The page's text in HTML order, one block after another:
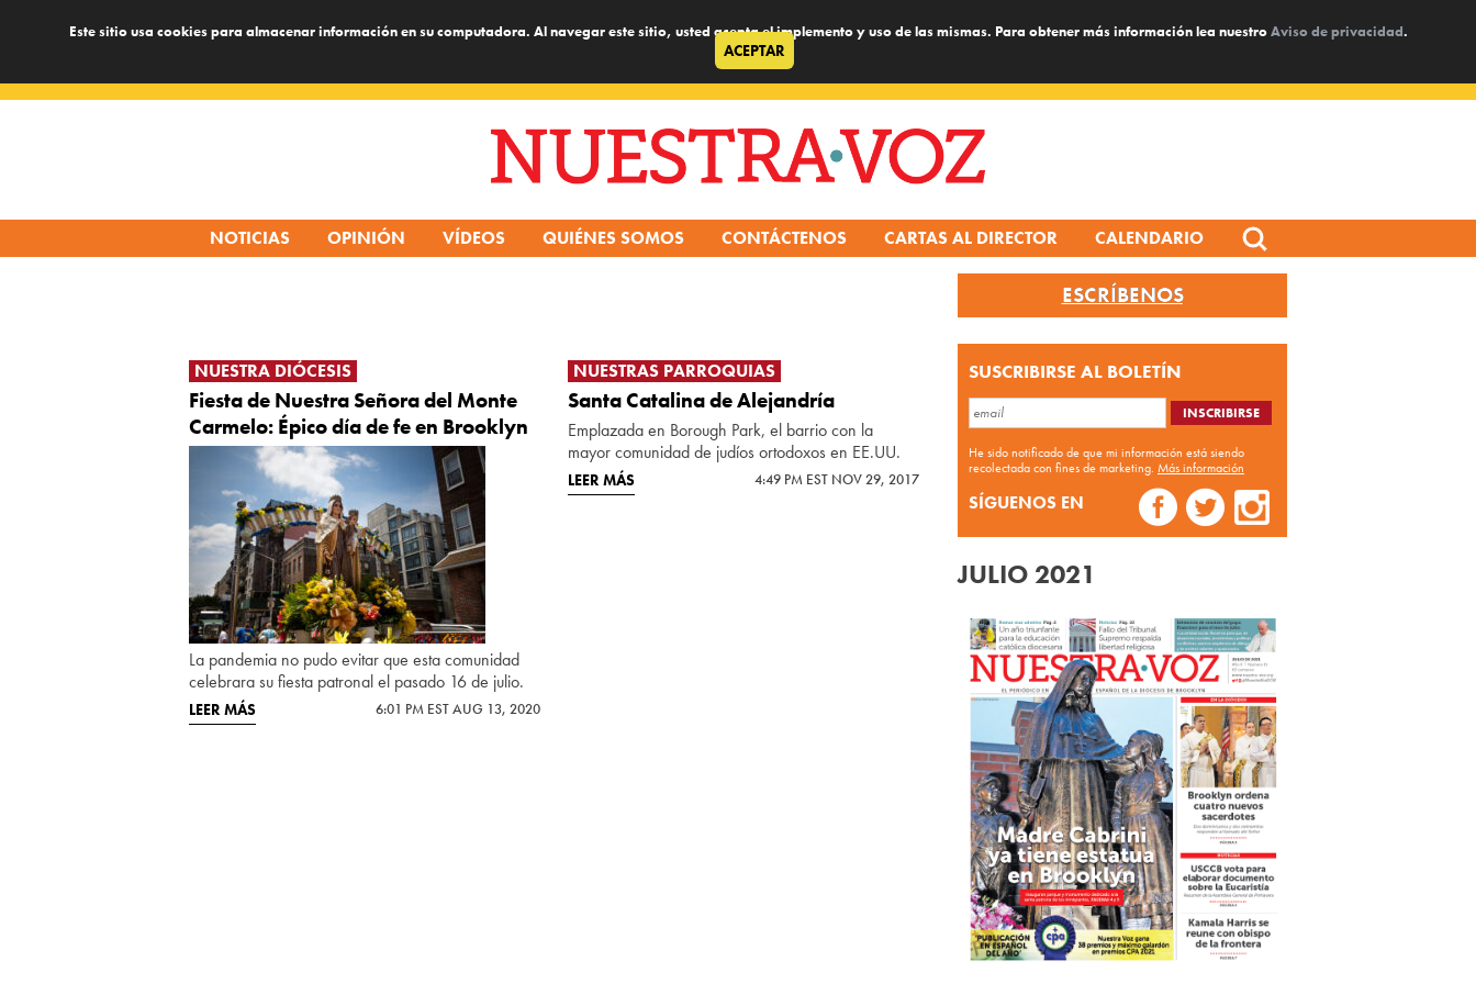
Este sitio usa cookies para almacenar información en su computadora. Al navegar este sitio, usted acepta el implemento y uso de las mismas. Para obtener más información lea nuestroAviso de privacidad.
ACEPTAR
NOTICIAS OPINIÓN VÍDEOS QUIÉNES SOMOS CONTÁCTENOS CARTAS AL DIRECTOR CALENDARIO
Search
for:
NUESTRA DIÓCESIS
Fiesta de Nuestra Señora del Monte
Carmelo: Épico día de fe en Brooklyn
La pandemia no pudo evitar que esta comunidad
celebrara su fiesta patronal el pasado 16 de julio.
LEER MÁS 6:01 PM EST AUG 13, 2020
NUESTRAS PARROQUIAS
Santa Catalina de Alejandría
Emplazada en Borough Park, el barrio con la
mayor comunidad de judíos ortodoxos en EE.UU.
LEER MÁS 4:49 PM EST NOV 29, 2017
ESCRÍBENOS
SUSCRIBIRSE AL BOLETÍN
He sido notificado de que mi información está siendo
recolectada con fines de marketing. Más información
SÍGUENOS EN
JULIO 2021